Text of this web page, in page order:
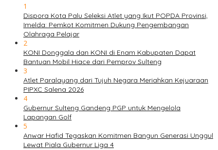
1
Dispora Kota Palu Seleksi Atlet yang Ikut POPDA Provinsi,
Imelda: Pemkot Komitmen Dukung Pengembangan
Olahraga Pelajar
2
KONI Donggala dan KONI di Enam Kabupaten Dapat
Bantuan Mobil Hiace dari Pemprov Sulteng
3
Atlet Paralayang dari Tujuh Negara Meriahkan Kejuaraan
PIPXC Salena 2026
4
Gubernur Sulteng Gandeng PGP untuk Mengelola
Lapangan Golf
5
Anwar Hafid Tegaskan Komitmen Bangun Generasi Unggul
Lewat Piala Gubernur Liga 4